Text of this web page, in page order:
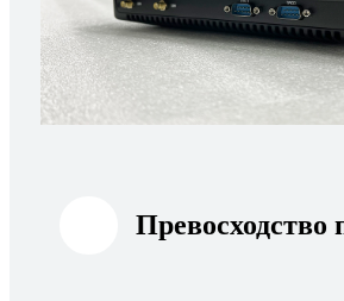
Превосходство